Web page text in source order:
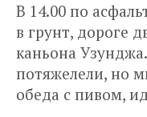
В 14.00 по
в грунт, дороге
каньона
потяжелели, но
обеда с пивом,